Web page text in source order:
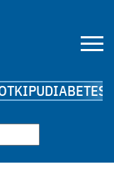
KIPUDIABETES